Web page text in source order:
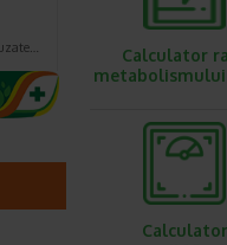
Calculator
Calculator